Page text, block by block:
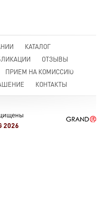
КАТАЛОГ
ОТЗЫВЫ
ПРИЕМ НА КОМИССИЮ
КОНТАКТЫ
2026